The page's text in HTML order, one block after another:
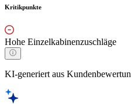
Kritikpunkte
Hohe Einzelkabinenzuschläge
KI-generiert aus